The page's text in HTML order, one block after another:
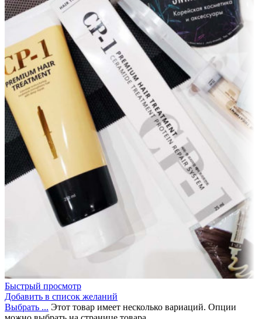
Быстрый просмотр
Добавить в список желаний
Выбрать ... Этот товар имеет несколько вариаций. Опции